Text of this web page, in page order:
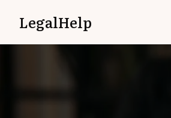
LegalHelp